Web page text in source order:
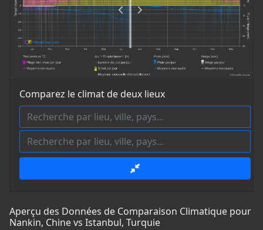
Comparez le climat de deux lieux
Aperçu des Données de Comparaison Climatique pour
Nankin, Chine vs Istanbul, Turquie